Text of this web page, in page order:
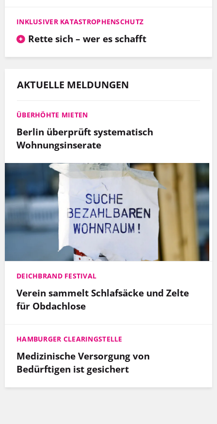
INKLUSIVER KATASTROPHENSCHUTZ
Rette sich – wer es schafft
AKTUELLE MELDUNGEN
ÜBERHÖHTE MIETEN
Berlin überprüft systematisch
Wohnungsinserate
DEICHBRAND FESTIVAL
Verein sammelt Schlafsäcke und Zelte
für Obdachlose
HAMBURGER CLEARINGSTELLE
Medizinische Versorgung von
Bedürftigen ist gesichert